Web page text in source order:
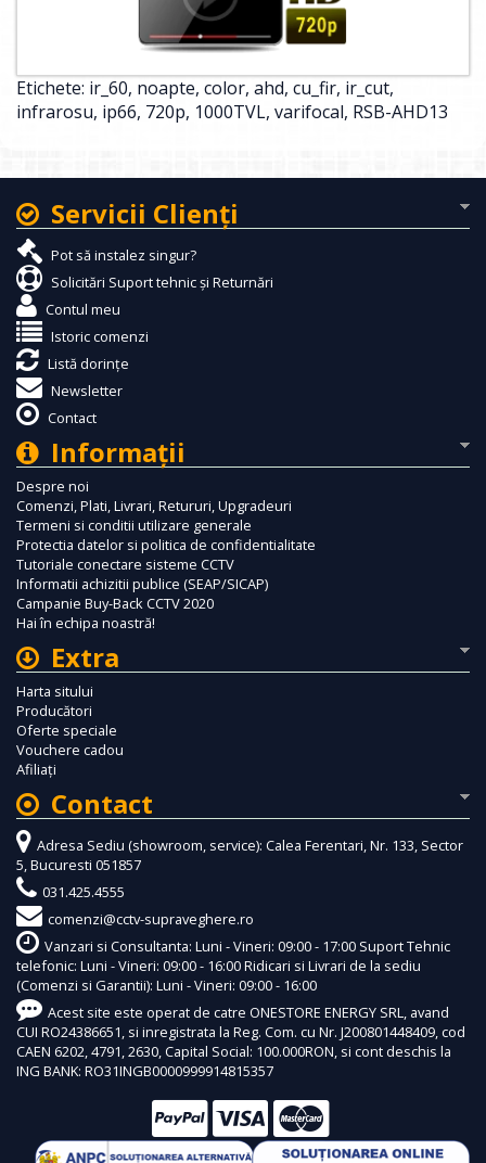
Etichete: ir_60, noapte, color, ahd, cu_fir, ir_cut,
infrarosu, ip66, 720p, 1000TVL, varifocal, RSB-AHD13
Servicii Clienţi
Pot să instalez singur?
Solicitări Suport tehnic și Returnări
Contul meu
Istoric comenzi
Listă dorințe
Newsletter
Contact
Informaţii
Despre noi
Comenzi, Plati, Livrari, Retururi, Upgradeuri
Termeni si conditii utilizare generale
Protectia datelor si politica de confidentialitate
Tutoriale conectare sisteme CCTV
Informatii achizitii publice (SEAP/SICAP)
Campanie Buy-Back CCTV 2020
Hai în echipa noastră!
Extra
Harta sitului
Producători
Oferte speciale
Vouchere cadou
Afiliaţi
Contact
Adresa Sediu (showroom, service): Calea Ferentari, Nr. 133, Sector
5, Bucuresti 051857
031.425.4555
comenzi@cctv-supraveghere.ro
Vanzari si Consultanta: Luni - Vineri: 09:00 - 17:00 Suport Tehnic
telefonic: Luni - Vineri: 09:00 - 16:00 Ridicari si Livrari de la sediu
(Comenzi si Garantii): Luni - Vineri: 09:00 - 16:00
Acest site este operat de catre ONESTORE ENERGY SRL, avand
CUI RO24386651, si inregistrata la Reg. Com. cu Nr. J200801448409, cod
CAEN 6202, 4791, 2630, Capital Social: 100.000RON, si cont deschis la
ING BANK: RO31INGB0000999914815357